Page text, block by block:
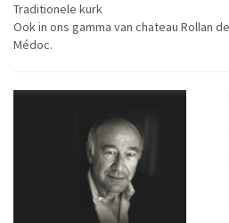
Traditionele kurk
Ook in ons gamma van chateau Rollan
Médoc.